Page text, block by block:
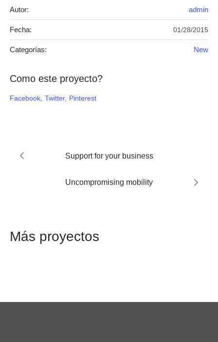
Autor: admin
Fecha: 01/28/2015
Categorías: New
Como este proyecto?
Facebook Twitter Pinterest
Support for your business
Uncompromising mobility
Más proyectos